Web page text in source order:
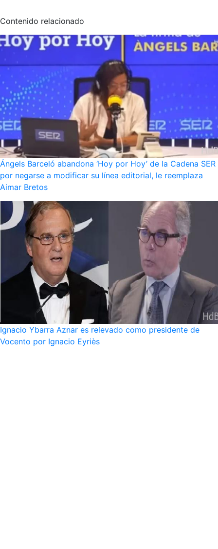
Contenido relacionado
Ángels Barceló abandona ‘Hoy por Hoy’ de la Cadena SER
por negarse a modificar su línea editorial, le reemplaza
Aimar Bretos
Ignacio Ybarra Aznar es relevado como presidente de
Vocento por Ignacio Eyriès